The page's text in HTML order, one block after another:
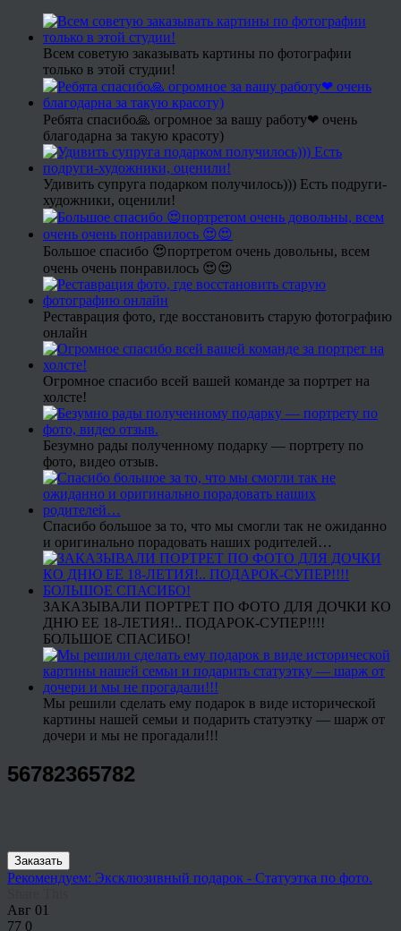
Всем советую заказывать картины по фотографии
только в этой студии!
Ребята спасибо🙏 огромное за вашу работу❤ очень
благодарна за такую красоту)
Удивить супруга подарком получилось))) Есть подруги-
художники, оценили!
Большое спасибо 😍портретом очень довольны, всем
очень очень понравилось 😍😍
Реставрация фото, где восстановить старую фотографию
онлайн
Огромное спасибо всей вашей команде за портрет на
холсте!
Безумно рады полученному подарку — портрету по
фото, видео отзыв.
Спасибо большое за то, что мы смогли так не ожиданно
и оригинально порадовать наших родителей…
ЗАКАЗЫВАЛИ ПОРТРЕТ ПО ФОТО ДЛЯ ДОЧКИ КО
ДНЮ ЕЕ 18-ЛЕТИЯ!.. ПОДАРОК-СУПЕР!!!!
БОЛЬШОЕ СПАСИБО!
Мы решили сделать ему подарок в виде исторической
картины нашей семьи и подарить статуэтку — шарж от
дочери и мы не прогадали!!!
56782365782
Заказать
Рекомендуем: Эксклюзивный подарок - Статуэтка по фото.
Авг 01
77 0